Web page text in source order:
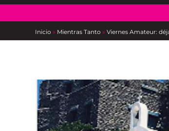
Inicio » Mientras Tanto » Viernes Amateur: